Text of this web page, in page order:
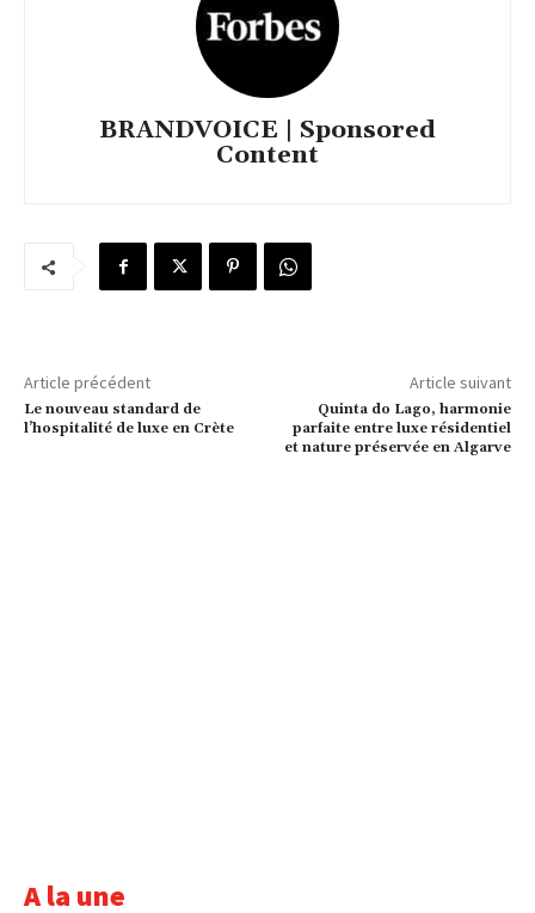
BRANDVOICE | Sponsored
Content
Article précédent
Le nouveau standard de
l’hospitalité de luxe en Crète
Article suivant
Quinta do Lago, harmonie
parfaite entre luxe résidentiel
et nature préservée en Algarve
A la une